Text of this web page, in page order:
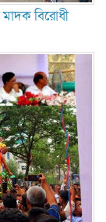
বিরোধী